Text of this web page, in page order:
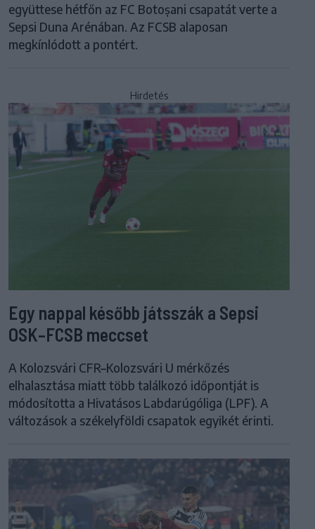
együttese hétfőn az FC Botoșani csapatát verte a
Sepsi Duna Arénában. Az FCSB alaposan
megkínlódott a pontért.
Hirdetés
Egy nappal később játsszák a Sepsi
OSK–FCSB meccset
A Kolozsvári CFR–Kolozsvári U mérkőzés
elhalasztása miatt több találkozó időpontját is
módosította a Hivatásos Labdarúgóliga (LPF). A
változások a székelyföldi csapatok egyikét érinti.